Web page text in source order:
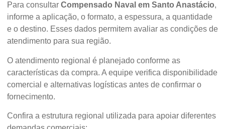
Para consultar Compensado Naval em Santo Anastácio,
informe a aplicação, o formato, a espessura, a quantidade
e o destino. Esses dados permitem avaliar as condições de
atendimento para sua região.
O atendimento regional é planejado conforme as
características da compra. A equipe verifica disponibilidade
comercial e alternativas logísticas antes de confirmar o
fornecimento.
Confira a estrutura regional utilizada para apoiar diferentes